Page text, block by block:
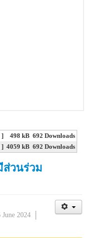
] 498 kB 692 Downloads
] 4059 kB 692 Downloads
ส่วนร่วม
2024